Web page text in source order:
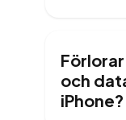
och
iPhone?